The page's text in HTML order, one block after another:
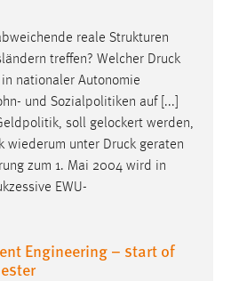
reale Strukturen
treffen? Welcher Druck
nationaler Autonomie
und Sozialpolitiken auf [...]
soll gelockert werden,
wiederum unter Druck geraten
zum 1. Mai 2004 wird in
EWU-
Engineering – start of